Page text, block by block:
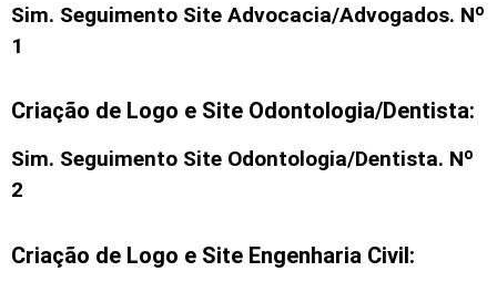
Sim. Seguimento Site Advocacia/Advogados. Nº
1
Criação de Logo e Site Odontologia/Dentista:
Sim. Seguimento Site Odontologia/Dentista. Nº
2
Criação de Logo e Site Engenharia Civil: